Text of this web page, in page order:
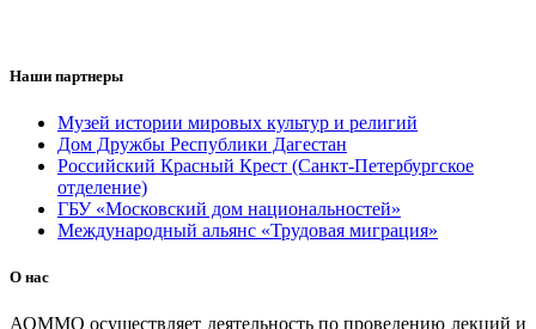
Наши партнеры
Музей истории мировых культур и религий
Дом Дружбы Республики Дагестан
Российский Красный Крест (Санкт-Петербургское
отделение)
ГБУ «Московский дом национальностей»
Международный альянс «Трудовая миграция»
О нас
АОММО осуществляет деятельность по проведению лекций и